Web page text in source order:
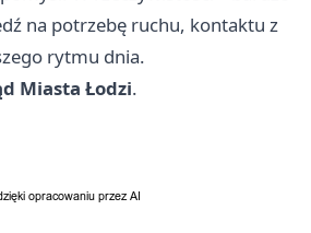
na potrzebę ruchu, kontaktu z
rytmu dnia.
Miasta Łodzi.